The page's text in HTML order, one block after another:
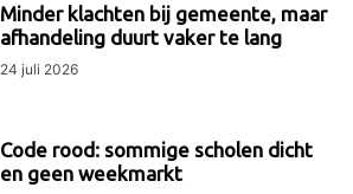
Minder klachten bij gemeente, maar
afhandeling duurt vaker te lang
24 juli 2026
Code rood: sommige scholen dicht
en geen weekmarkt